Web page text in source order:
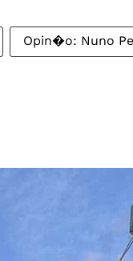
Opin�o: Nuno